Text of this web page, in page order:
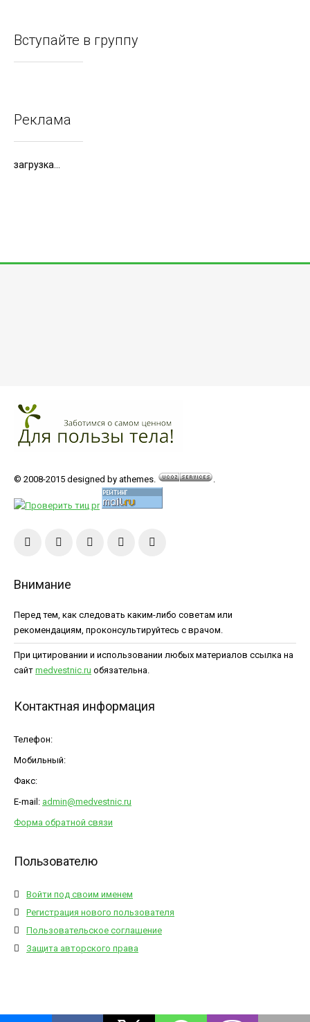
Вступайте в группу
Реклама
загрузка...
© 2008-2015 designed by athemes. .
Внимание
Перед тем, как следовать каким-либо советам или
рекомендациям, проконсультируйтесь с врачом.
При цитировании и использовании любых материалов ссылка на
сайт medvestnic.ru обязательна.
Контактная информация
Телефон:
Мобильный:
Факс:
E-mail: admin@medvestnic.ru
Форма обратной связи
Пользователю
Войти под своим именем
Регистрация нового пользователя
Пользовательское соглашение
Защита авторского права